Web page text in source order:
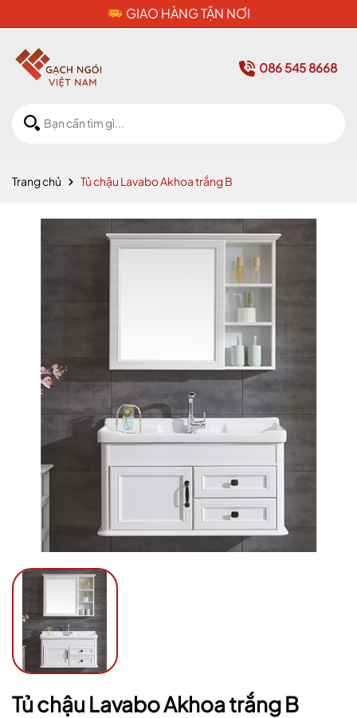
CAM KẾT HÀNG CHÍNH HÃNG
086 545 8668
Trang chủ Tủ chậu Lavabo Akhoa trắng B
Tủ chậu Lavabo Akhoa trắng B
Mã giảm giá:
Ngày hết hạn:
Điều kiện: